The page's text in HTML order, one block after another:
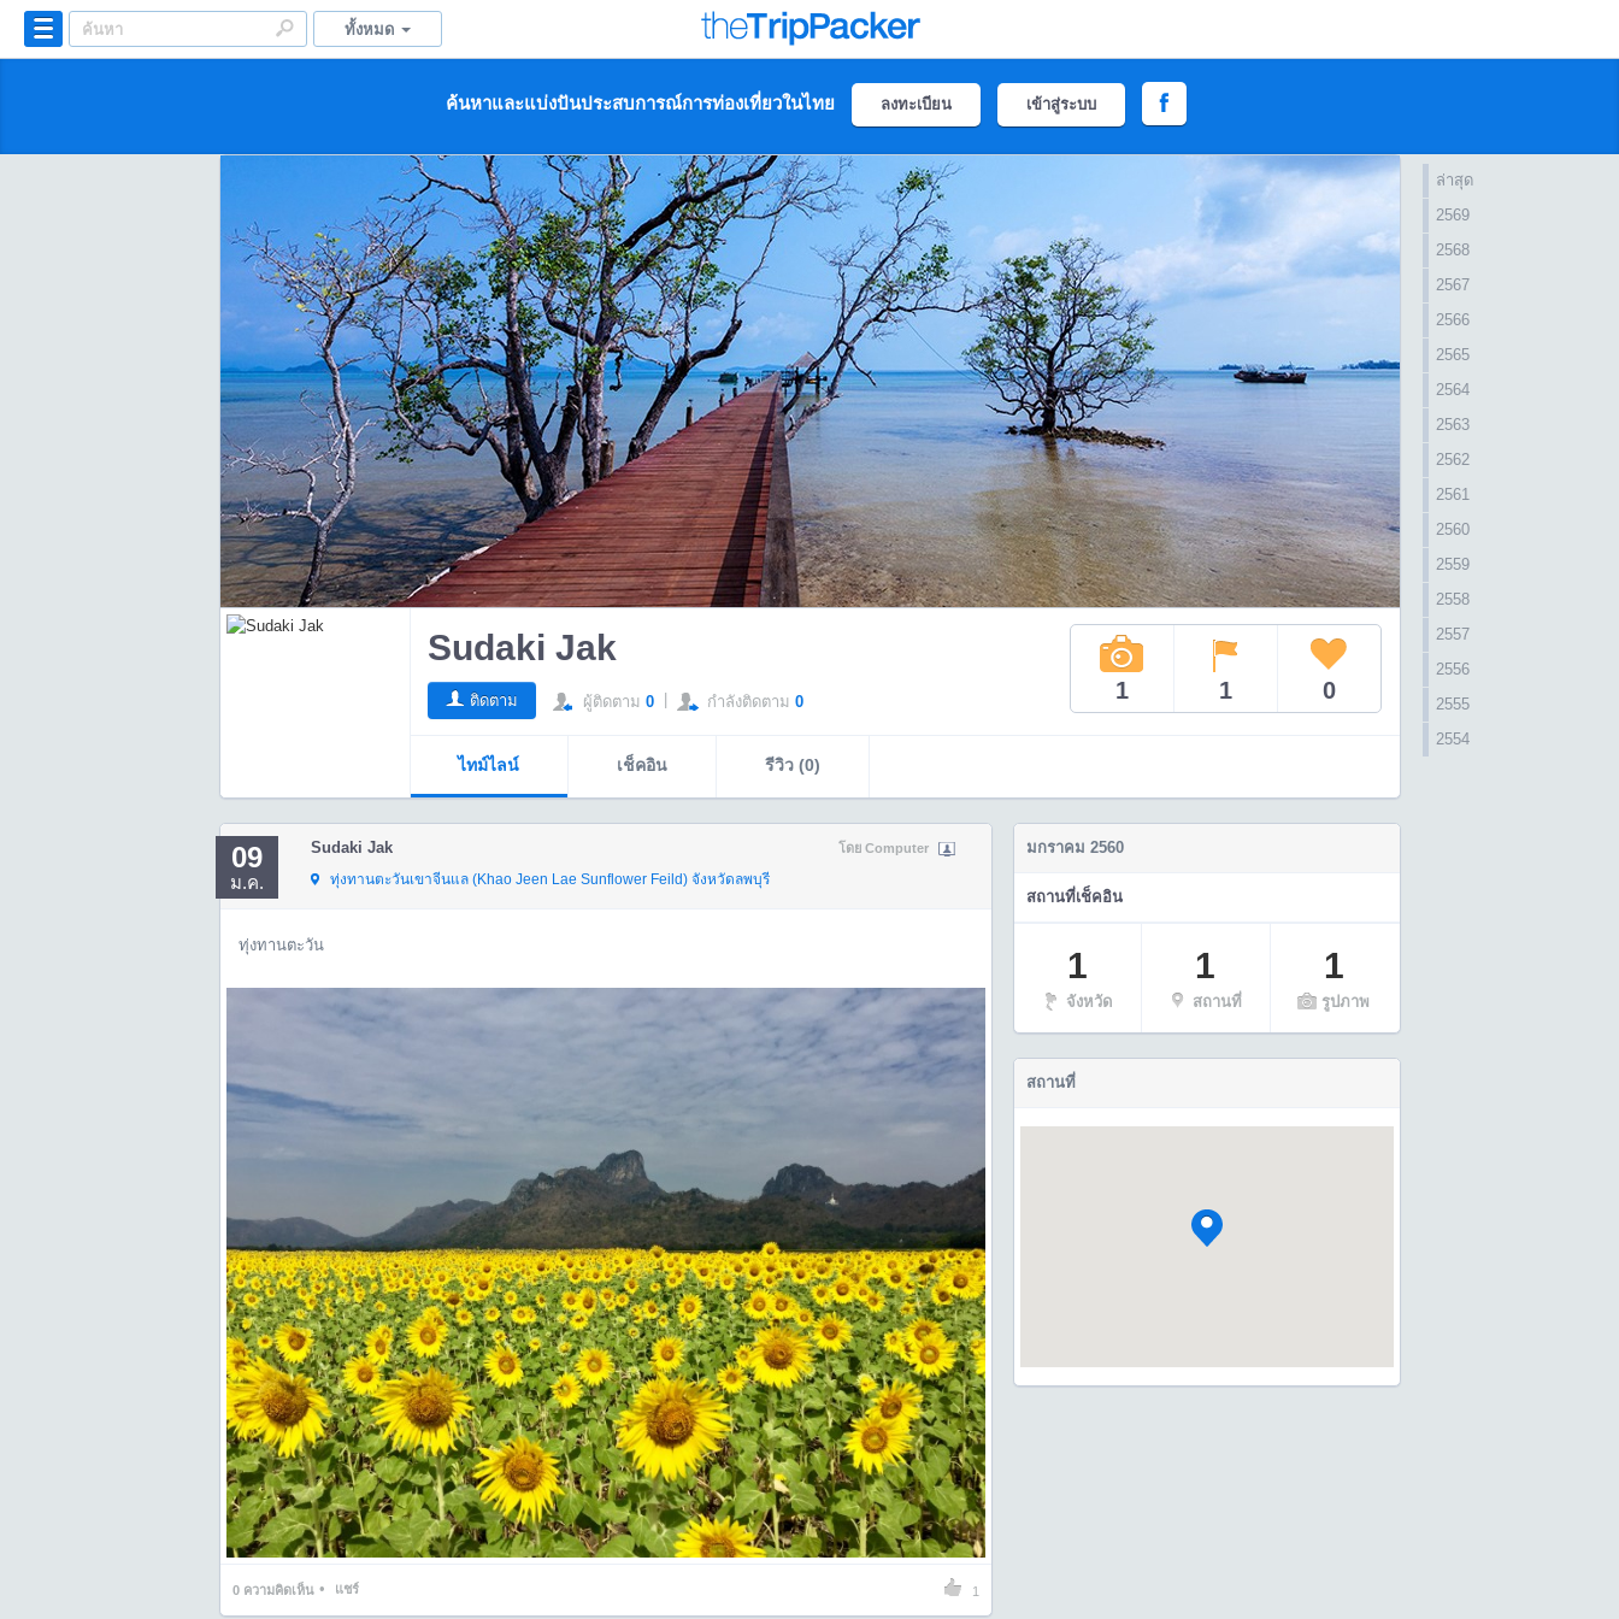
ทั้งหมด
ค้นหาและแบ่งปันประสบการณ์การท่องเที่ยวในไทย ลงทะเบียน เข้าสู่ระบบ
ล่าสุด
2569
2568
2567
2566
2565
2564
2563
2562
2561
2560
2559
2558
2557
2556
2555
2554
Sudaki Jak
1 1 0
ติดตาม ผู้ติดตาม 0| กำลังติดตาม 0
ไทม์ไลน์ เช็คอิน รีวิว (0)
09
ม.ค.
โดย Computer
Sudaki Jak
ทุ่งทานตะวันเขาจีนแล (Khao Jeen Lae Sunflower Feild)จังหวัดลพบุรี
ทุ่งทานตะวัน
0ความคิดเห็น• แชร์ 1
มกราคม 2560
สถานที่เช็คอิน
1
จังหวัด
1
สถานที่
1
รูปภาพ
สถานที่